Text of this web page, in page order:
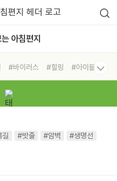
아침편지
#바이러스 #힐링
#아이들
길 #밧줄 #암벽
#생명선